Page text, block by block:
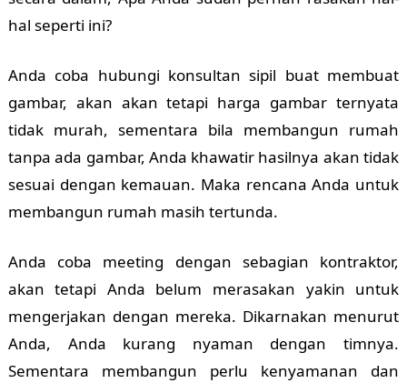
hal seperti ini?
Anda coba hubungi konsultan sipil buat membuat
gambar, akan akan tetapi harga gambar ternyata
tidak murah, sementara bila membangun rumah
tanpa ada gambar, Anda khawatir hasilnya akan tidak
sesuai dengan kemauan. Maka rencana Anda untuk
membangun rumah masih tertunda.
Anda coba meeting dengan sebagian kontraktor,
akan tetapi Anda belum merasakan yakin untuk
mengerjakan dengan mereka. Dikarnakan menurut
Anda, Anda kurang nyaman dengan timnya.
Sementara membangun perlu kenyamanan dan